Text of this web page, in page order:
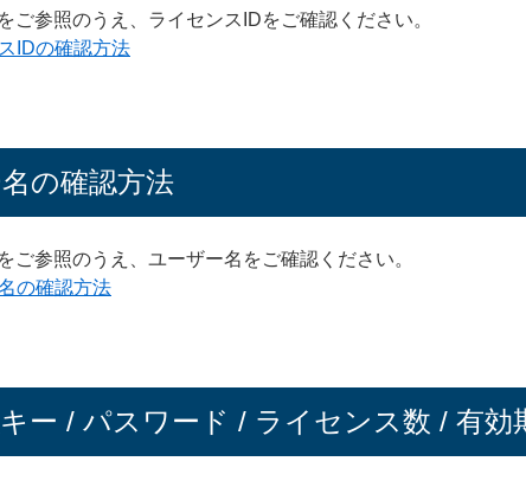
ご参照のうえ、ライセンスIDをご確認ください。
IDの確認方法
の確認方法
ご参照のうえ、ユーザー名をご確認ください。
の確認方法
ー / パスワード / ライセンス数 / 有効